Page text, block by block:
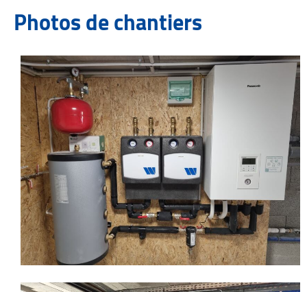
Photos de chantiers